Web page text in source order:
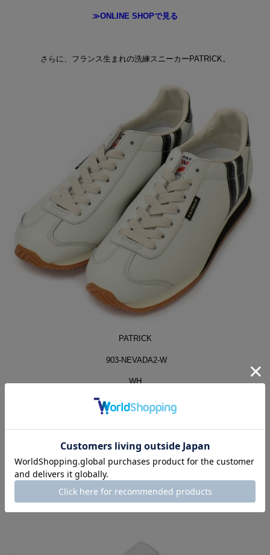
≫ONLINE SHOPで見る
さらに、フランス生まれの洗練スニーカーPATRICK。
PATRICK
903-NEVADA2-W
WH
SIZE：36～44
≫ONLINE SHOPで見る
シャープなシルエットが人気のスリッポンWASH。